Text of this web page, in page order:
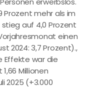
Prozent mehr als im
auf 4,0 Prozent
einen
2024: 3,7 Prozent).,
Effekte war die
Millionen
2025 (+3.000